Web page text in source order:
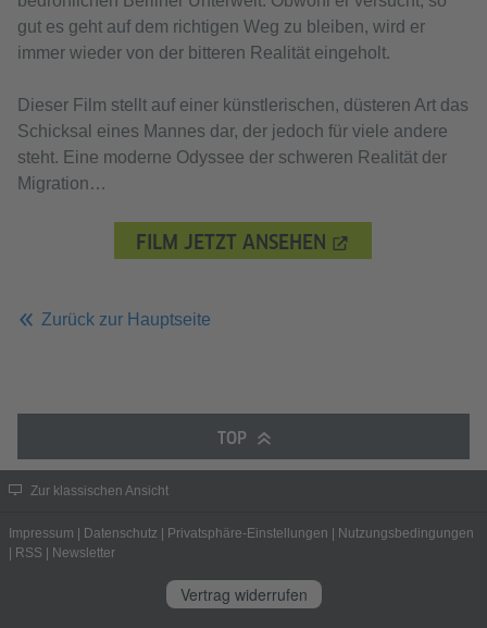
gut es geht auf dem richtigen Weg zu bleiben, wird er
immer wieder von der bitteren Realität eingeholt.
Dieser Film stellt auf einer künstlerischen, düsteren Art das
Schicksal eines Mannes dar, der jedoch für viele andere
steht. Eine moderne Odyssee der schweren Realität der
Migration…
FILM JETZT ANSEHEN
Zurück zur Hauptseite
TOP
Zur klassischen Ansicht
Impressum Datenschutz Privatsphäre-Einstellungen
Nutzungsbedingungen
RSS Newsletter
Vertrag widerrufen